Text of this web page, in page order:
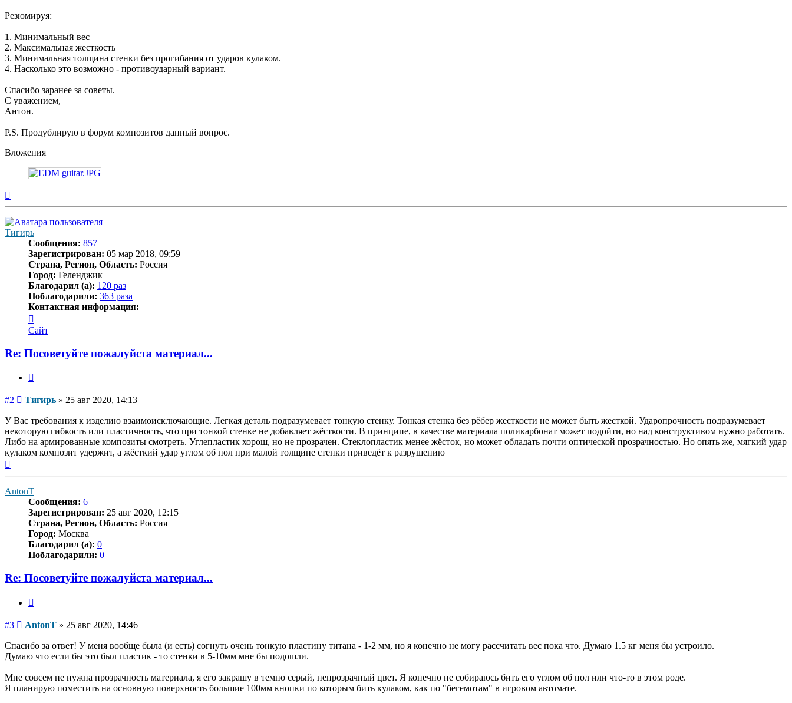
Резюмируя:
1. Минимальный вес
2. Максимальная жесткость
3. Минимальная толщина стенки без прогибания от ударов кулаком.
4. Насколько это возможно - противоударный вариант.
Спасибо заранее за советы.
С уважением,
Антон.
P.S. Продублирую в форум композитов данный вопрос.
Вложения
Тигирь
Сообщения: 857
Зарегистрирован: 05 мар 2018, 09:59
Страна, Регион, Область: Россия
Город: Геленджик
Благодарил (а): 120 раз
Поблагодарили: 363 раза
Контактная информация:
информация
пользователя
Сайт
Re: Посоветуйте пожалуйста материал...
#2 Сообщение
Тигирь » 25 авг 2020, 14:13
У Вас требования к изделию взаимоисключающие. Легкая деталь подразумевает тонкую стенку. Тонкая стенка без рёбер жесткости не может быть жесткой. Ударопрочность подразумевает
некоторую гибкость или пластичность, что при тонкой стенке не добавляет жёсткости. В принципе, в качестве материала поликарбонат может подойти, но над конструктивом нужно работать.
Либо на армированные композиты смотреть. Углепластик хорош, но не прозрачен. Стеклопластик менее жёсток, но может обладать почти оптической прозрачностью. Но опять же, мягкий удар
кулаком композит удержит, а жёсткий удар углом об пол при малой толщине стенки приведёт к разрушению
AntonT
Сообщения: 6
Зарегистрирован: 25 авг 2020, 12:15
Страна, Регион, Область: Россия
Город: Москва
Благодарил (а): 0
Поблагодарили: 0
Re: Посоветуйте пожалуйста материал...
#3 Сообщение
AntonT » 25 авг 2020, 14:46
Спасибо за ответ! У меня вообще была (и есть) согнуть очень тонкую пластину титана - 1-2 мм, но я конечно не могу рассчитать вес пока что. Думаю 1.5 кг меня бы устроило.
Думаю что если бы это был пластик - то стенки в 5-10мм мне бы подошли.
Мне совсем не нужна прозрачность материала, я его закрашу в темно серый, непрозрачный цвет. Я конечно не собираюсь бить его углом об пол или что-то в этом роде.
Я планирую поместить на основную поверхность большие 100мм кнопки по которым бить кулаком, как по "бегемотам" в игровом автомате.